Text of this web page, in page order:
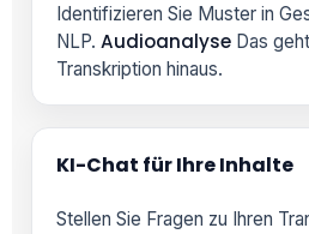
Identifizieren Sie Muster in
NLP. Audioanalyse Das
Transkription hinaus.
KI-Chat für Ihre Inhalte
Stellen Sie Fragen zu Ihren